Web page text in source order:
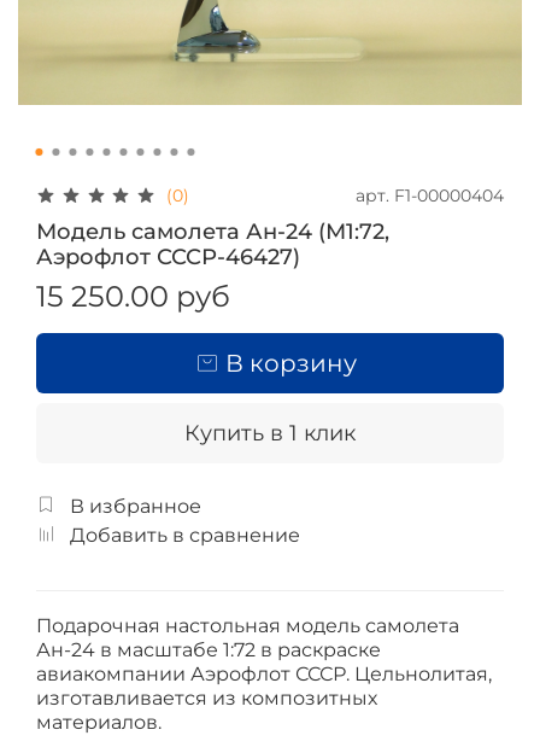
(0) арт. F1-00000404
Модель самолета Ан-24 (М1:72,
Аэрофлот СССР-46427)
15 250.00 руб
В корзину
Купить в 1 клик
В избранное
Добавить в сравнение
Подарочная настольная модель самолета
Ан-24 в масштабе 1:72 в раскраске
авиакомпании Аэрофлот СССР. Цельнолитая,
изготавливается из композитных
материалов.